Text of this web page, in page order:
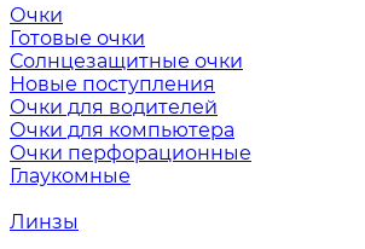
Очки
Готовые очки
Солнцезащитные очки
Новые поступления
Очки для водителей
Очки для компьютера
Очки перфорационные
Глаукомные
Линзы